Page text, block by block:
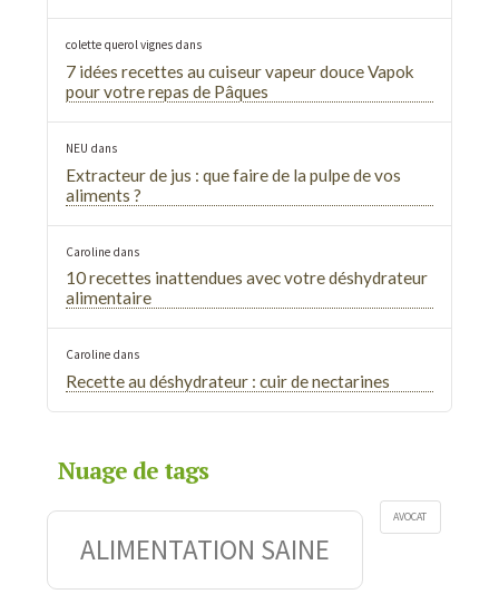
colette querol vignesdans
7 idées recettes au cuiseur vapeur douce Vapok
pour votre repas de Pâques
NEU dans
Extracteur de jus : que faire de la pulpe de vos
aliments ?
Carolinedans
10 recettes inattendues avec votre déshydrateur
alimentaire
Carolinedans
Recette au déshydrateur : cuir de nectarines
Nuage de tags
ALIMENTATION SAINE
AVOCAT